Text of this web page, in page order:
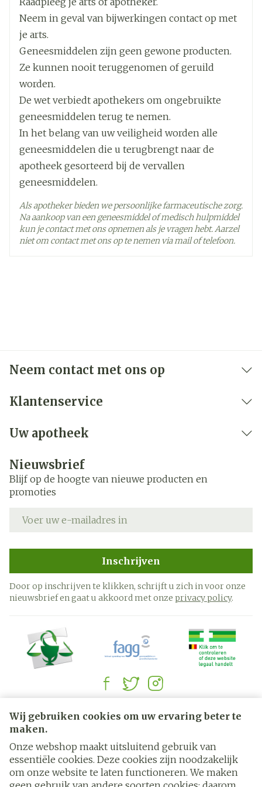
Wij gebruiken cookies om uw ervaring beter te
maken.
Onze webshop maakt uitsluitend gebruik van
essentiële cookies. Deze cookies zijn noodzakelijk
om onze website te laten functioneren. We maken
prostaathyperplasie) te behandelen.
Riociguat.
Diepte 89 mm
Actieve
Ingrediënten
vardenafil hydrochloride
Behoud
25°C)
Neem in geval van bijwerkingen contact op met
je arts.
Geneesmiddelen zijn geen gewone producten.
Ze kunnen nooit teruggenomen of geruild
worden.
De wet verbiedt apothekers om ongebruikte
geneesmiddelen terug te nemen.
In het belang van uw veiligheid worden alle
geneesmiddelen die u terugbrengt naar de
apotheek gesorteerd bij de vervallen
geneesmiddelen.
Als apotheker bieden we persoonlijke farmaceutische zorg.
Na aankoop van een geneesmiddel of medisch hulpmiddel
kun je contact met ons opnemen als je vragen hebt. Aarzel
niet om contact met ons op te nemen via mail of telefoon.
Neem contact met ons op
Klantenservice
Uw apotheek
Nieuwsbrief
Blijf op de hoogte van nieuwe producten en
promoties
Inschrijven
Door op inschrijven te klikken, schrijft u zich in voor onze
nieuwsbrief en gaat u akkoord met onze privacy policy.
Juridische links